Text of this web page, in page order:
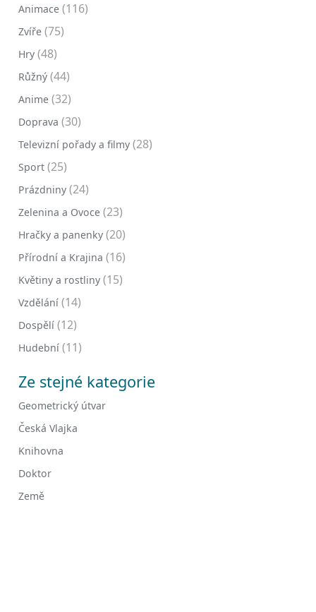
Animace (116)
Zvíře (75)
Hry (48)
Růžný (44)
Anime (32)
Doprava (30)
Televizní pořady a filmy (28)
Sport (25)
Prázdniny (24)
Zelenina a Ovoce (23)
Hračky a panenky (20)
Přírodní a Krajina (16)
Květiny a rostliny (15)
Vzdělání (14)
Dospělí (12)
Hudební (11)
Ze stejné kategorie
Geometrický útvar
Česká Vlajka
Knihovna
Doktor
Země